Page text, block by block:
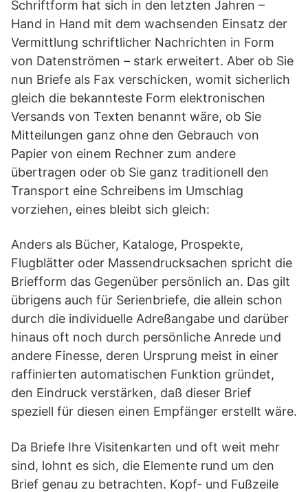
Schriftform hat sich in den letzten Jahren –
Hand in Hand mit dem wachsenden Einsatz der
Vermittlung schriftlicher Nachrichten in Form
von Datenströmen – stark erweitert. Aber ob Sie
nun Briefe als Fax verschicken, womit sicherlich
gleich die bekannteste Form elektronischen
Versands von Texten benannt wäre, ob Sie
Mitteilungen ganz ohne den Gebrauch von
Papier von einem Rechner zum andere
übertragen oder ob Sie ganz traditionell den
Transport eine Schreibens im Umschlag
vorziehen, eines bleibt sich gleich:
Anders als Bücher, Kataloge, Prospekte,
Flugblätter oder Massendrucksachen spricht die
Briefform das Gegenüber persönlich an. Das gilt
übrigens auch für Serienbriefe, die allein schon
durch die individuelle Adreßangabe und darüber
hinaus oft noch durch persönliche Anrede und
andere Finesse, deren Ursprung meist in einer
raffinierten automatischen Funktion gründet,
den Eindruck verstärken, daß dieser Brief
speziell für diesen einen Empfänger erstellt wäre.
Da Briefe Ihre Visitenkarten und oft weit mehr
sind, lohnt es sich, die Elemente rund um den
Brief genau zu betrachten. Kopf- und Fußzeile